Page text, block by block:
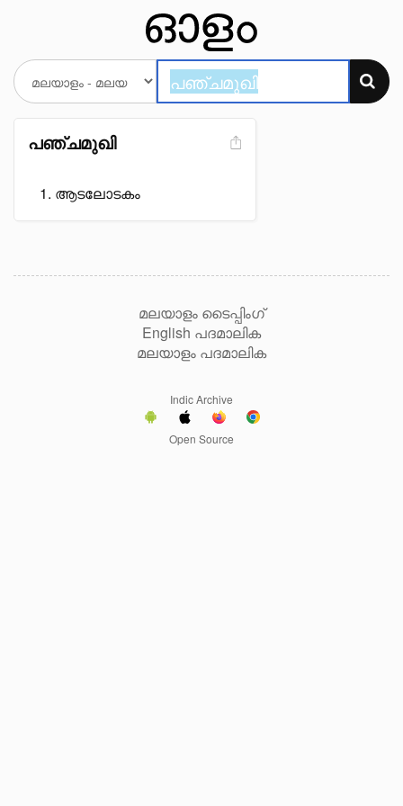
പഞ്ചമുഖി
ആടലോടകം
മലയാളം ടൈപ്പിംഗ്
English പദമാലിക
മലയാളം പദമാലിക
Indic Archive
Open Source